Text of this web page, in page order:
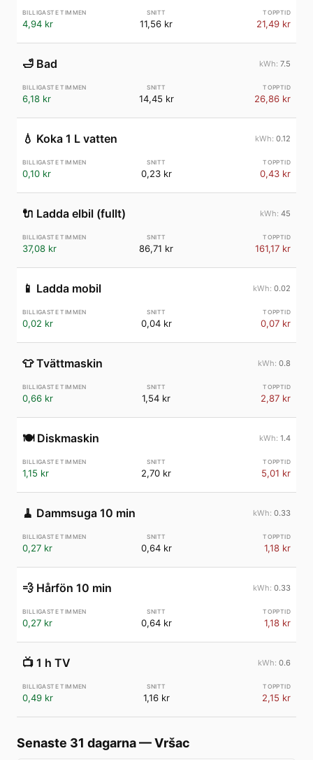
4,94 kr 11,56 kr 21,49 kr
🛁 Bad 7.5
6,18 kr 14,45 kr 26,86 kr
💧 Koka 1 L vatten 0.12
0,10 kr 0,23 kr 0,43 kr
🔌 Ladda elbil (fullt) 45
37,08 kr 86,71 kr 161,17 kr
📱 Ladda mobil 0.02
0,02 kr 0,04 kr 0,07 kr
👕 Tvättmaskin 0.8
0,66 kr 1,54 kr 2,87 kr
🍽️ Diskmaskin 1.4
1,15 kr 2,70 kr 5,01 kr
🧹 Dammsuga 10 min 0.33
0,27 kr 0,64 kr 1,18 kr
💨 Hårfön 10 min 0.33
0,27 kr 0,64 kr 1,18 kr
📺 1 h TV 0.6
0,49 kr 1,16 kr 2,15 kr
Senaste 31 dagarna—Vršac